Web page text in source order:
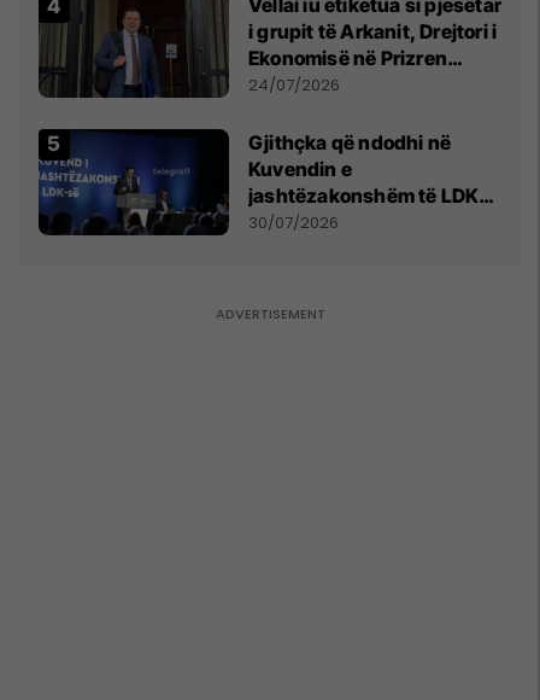
i grupit të Arkanit, Drejtori i
Ekonomisë në Prizren
mohon pretendimet
24/07/2026
Gjithçka që ndodhi në
Kuvendin e
jashtëzakonshëm të LDK-
së
30/07/2026